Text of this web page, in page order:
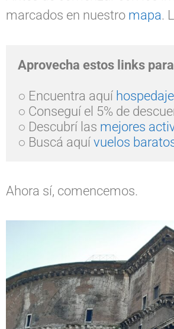
marcados en nuestro mapa.
Aprovecha estos links
○ Encuentra aquí
○ Conseguí el 5% de
○ Descubrí las mejores
○ Buscá aquí vuelos
Ahora sí, comencemos.